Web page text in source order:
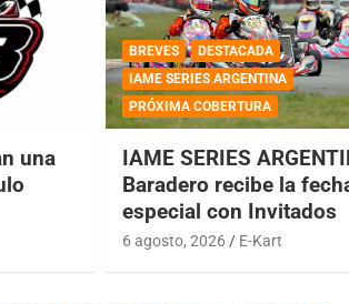
una
BREVES
DESTACADA
IAME SERIES ARGENTINA
PRÓXIMA COBERTURA
IAME SERIES
Baradero recibe la
especial con Invitados
6 agosto, 2026 E-Kart